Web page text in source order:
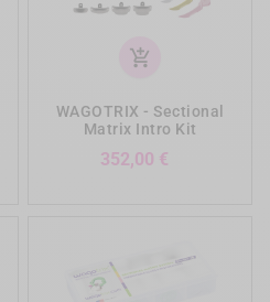
add_shopping_cart
WAGOTRIX - Sectional
Matrix Intro Kit
352,00 €